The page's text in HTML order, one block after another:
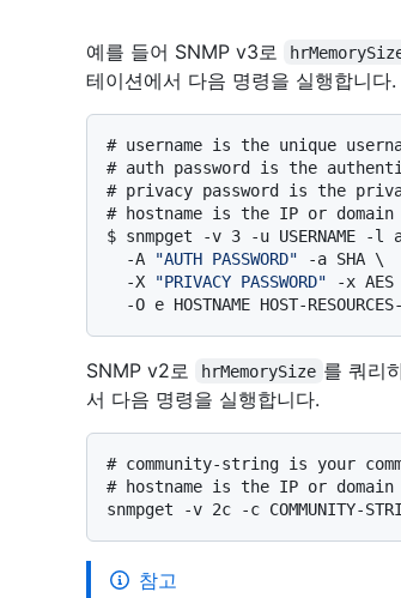
예를 들어 SNMP v3로
테이션에서 다음 명령을 실행합니다.
# username is the unique
# auth password is the
# privacy password is the
# hostname is the IP or
$ snmpget -v 3 -u USERNAME -
  -A
"AUTH PASSWORD" -a SHA \
  -X
"PRIVACY PASSWORD" -x
-O e HOSTNAME HOST-
SNMP v2로 hrMemorySize 를 쿼리
서 다음 명령을 실행합니다.
# community-string is your
# hostname is the IP or
참고